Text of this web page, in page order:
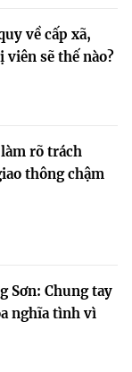
về cấp xã,
sẽ thế nào?
rõ trách
thông chậm
Sơn: Chung tay
nghĩa tình vì